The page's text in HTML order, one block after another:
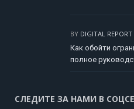
BY DIGITAL REPORT
Как обойти
полное
СЛЕДИТЕ ЗА НАМИ В